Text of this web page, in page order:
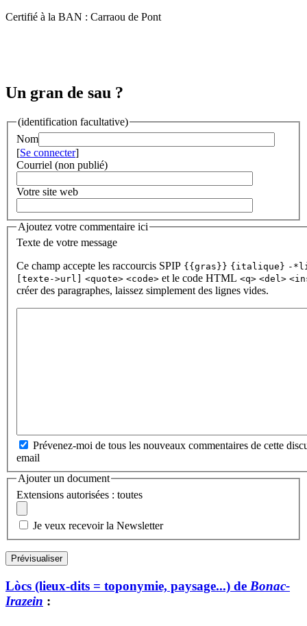
Certifié à la BAN : Carraou de Pont
Un gran de sau ?
(identification facultative)
Nom
[Se connecter]
Courriel (non publié)
Votre site web
Ajoutez votre commentaire ici
Texte de votre message
Ce champ accepte les raccourcis SPIP {{gras}} {italique} -
[texte->url]
<quote> <code> et le code HTML <q> <del>
créer des paragraphes, laissez simplement des lignes vides.
Prévenez-moi de tous les nouveaux commentaires de cette
email
Ajouter un document
Extensions autorisées : toutes
Je veux recevoir la Newsletter
Lòcs (lieux-dits = toponymie, paysage...) de Bonac-
Irazein :